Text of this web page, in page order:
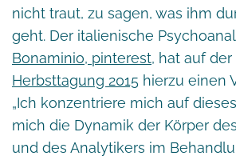
nicht traut, zu sagen, was ihm
geht. Der italienische
Bonaminio, pinterest, hat auf der
Herbsttagung 2015 hierzu einen
„Ich konzentriere mich auf
mich die Dynamik der Körper
und des Analytikers im